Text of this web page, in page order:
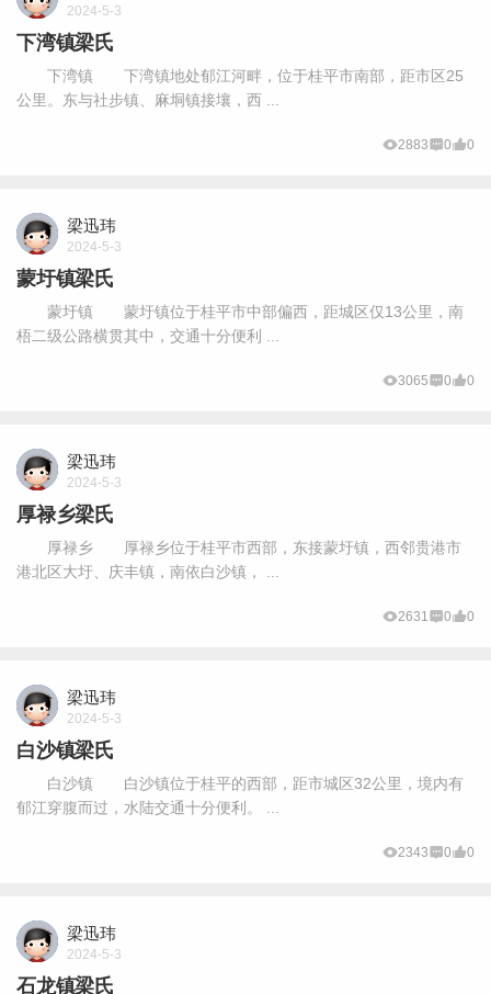
2024-5-3
下湾镇梁氏
下湾镇 下湾镇地处郁江河畔，位于桂平市南部，距市区25
公里。东与社步镇、麻垌镇接壤，西 ...
2883 0 0
梁迅玮
2024-5-3
蒙圩镇梁氏
蒙圩镇 蒙圩镇位于桂平市中部偏西，距城区仅13公里，南
梧二级公路横贯其中，交通十分便利 ...
3065 0 0
梁迅玮
2024-5-3
厚禄乡梁氏
厚禄乡 厚禄乡位于桂平市西部，东接蒙圩镇，西邻贵港市
港北区大圩、庆丰镇，南依白沙镇， ...
2631 0 0
梁迅玮
2024-5-3
白沙镇梁氏
白沙镇 白沙镇位于桂平的西部，距市城区32公里，境内有
郁江穿腹而过，水陆交通十分便利。 ...
2343 0 0
梁迅玮
2024-5-3
石龙镇梁氏